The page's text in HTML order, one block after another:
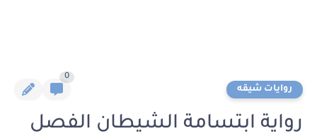
روايات شيقه
0
رواية ابتسامة الشيطان الفصل